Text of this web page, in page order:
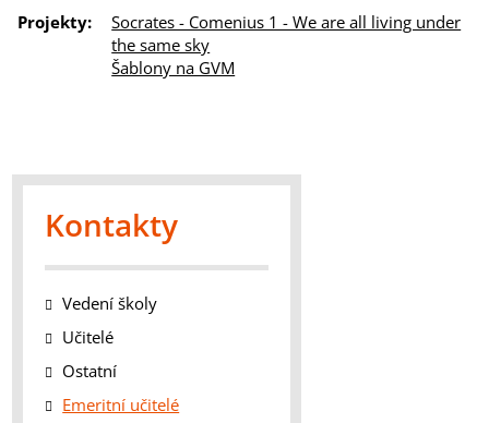
Projekty:
Socrates - Comenius 1 - We are all living under
the same sky
Šablony na GVM
Kontakty
Vedení školy
Učitelé
Ostatní
Emeritní učitelé